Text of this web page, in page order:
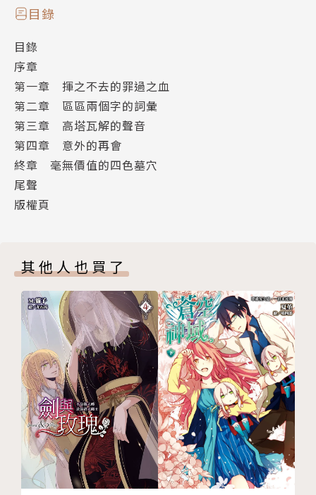
吧！」
奇幻故事第四集！
目錄
目錄
序章
第一章 揮之不去的罪過之血
第二章 區區兩個字的詞彙
第三章 高塔瓦解的聲音
第四章 意外的再會
終章 毫無價值的四色墓穴
尾聲
版權頁
其他人也買了